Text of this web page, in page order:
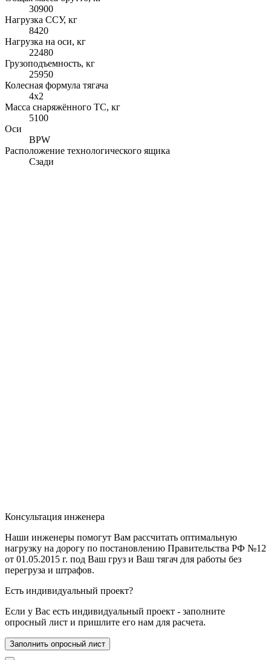
30900
Нагрузка ССУ, кг
8420
Нагрузка на оси, кг
22480
Грузоподъемность, кг
25950
Колесная формула тягача
4x2
Масса снаряжённого ТС, кг
5100
Оси
BPW
Расположение технологического ящика
Сзади
Консультация инженера
Наши инженеры помогут Вам рассчитать оптимальную
нагрузку на дорогу по постановлению Правительства РФ №12
от 01.05.2015 г. под Ваш груз и Ваш тягач для работы без
перегруза и штрафов.
Есть индивидуальный проект?
Если у Вас есть индивидуальный проект - заполните
опросный лист и пришлите его нам для расчета.
Заполнить опросный лист